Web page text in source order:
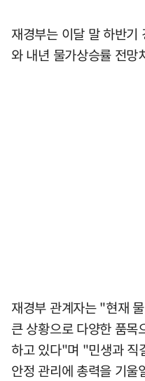
재경부는 이달 말 하반기
와 내년 물가상승률 전망
재경부 관계자는 "현재
큰 상황으로 다양한 품목
하고 있다"며 "민생과 직
안정 관리에 총력을 기